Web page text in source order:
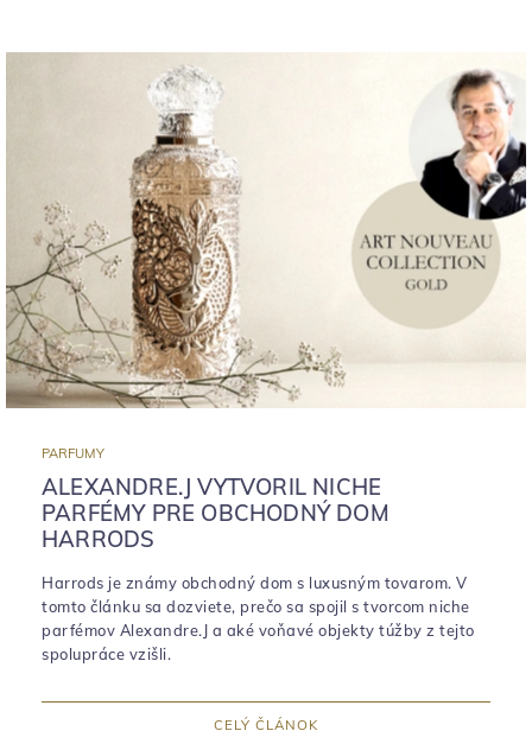
PARFUMY
ALEXANDRE.J VYTVORIL NICHE
PARFÉMY PRE OBCHODNÝ DOM
HARRODS
Harrods je známy obchodný dom s luxusným tovarom. V
tomto článku sa dozviete, prečo sa spojil s tvorcom niche
parfémov Alexandre.J a aké voňavé objekty túžby z tejto
spolupráce vzišli.
CELÝ ČLÁNOK